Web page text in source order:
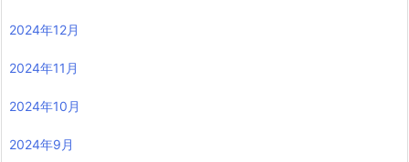
2024年12月
2024年11月
2024年10月
2024年9月